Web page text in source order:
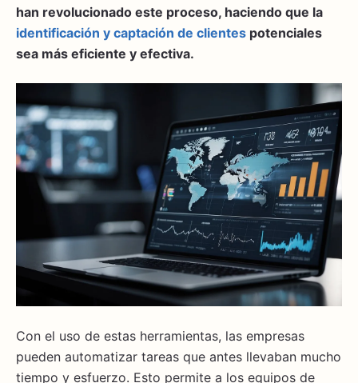
han revolucionado este proceso, haciendo que la
identificación y captación de clientes potenciales
sea más eficiente y efectiva.
Con el uso de estas herramientas, las empresas
pueden automatizar tareas que antes llevaban mucho
tiempo y esfuerzo. Esto permite a los equipos de